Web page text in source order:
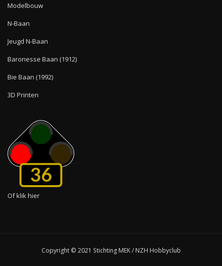
Modelbouw
N-Baan
Jeugd N-Baan
Baronesse Baan (1912)
Bie Baan (1992)
3D Printen
36
Of klik hier
Copyright © 2021 Stichting MEK / NZH Hobbyclub